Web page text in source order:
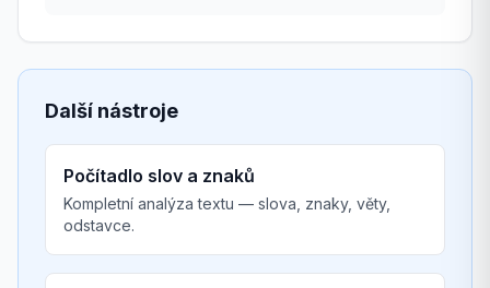
Další nástroje
Počítadlo slov a znaků
Kompletní analýza textu — slova, znaky, věty,
odstavce.